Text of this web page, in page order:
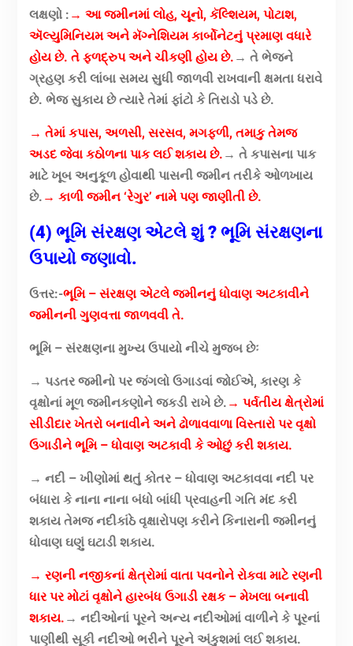
લક્ષણો : → આ જમીનમાં લોહ, ચૂનો, કૅલ્શિયમ, પોટાશ,
ઍલ્યુમિનિયમ અને મૅગ્નેશિયમ કાર્બોનેટનું પ્રમાણ વધારે
હોય છે. તે ફળદ્રુપ અને ચીકણી હોય છે. → તે ભેજને
ગ્રહણ કરી લાંબા સમય સુધી જાળવી રાખવાની ક્ષમતા ધરાવે
છે. ભેજ સુકાય છે ત્યારે તેમાં ફાંટો કે તિરાડો પડે છે.
→ તેમાં કપાસ, અળસી, સરસવ, મગફળી, તમાકુ તેમજ
અડદ જેવા કઠોળના પાક લઈ શકાય છે. → તે કપાસના પાક
માટે ખૂબ અનુકૂળ હોવાથી પાસની જમીન તરીકે ઓળખાય
છે. → કાળી જમીન ‘રેગુર’ નામે પણ જાણીતી છે.
(4) ભૂમિ સંરક્ષણ એટલે શું ? ભૂમિ સંરક્ષણના
ઉપાયો જણાવો.
ઉત્તર:-ભૂમિ – સંરક્ષણ એટલે જમીનનું ધોવાણ અટકાવીને
જમીનની ગુણવત્તા જાળવવી તે.
ભૂમિ – સંરક્ષણના મુખ્ય ઉપાયો નીચે મુજબ છેઃ
→ પડતર જમીનો પર જંગલો ઉગાડવાં જોઈએ, કારણ કે
વૃક્ષોનાં મૂળ જમીનકણોને જકડી રાખે છે. → પર્વતીય ક્ષેત્રોમાં
સીડીદાર ખેતરો બનાવીને અને ઢોળાવવાળા વિસ્તારો પર વૃક્ષો
ઉગાડીને ભૂમિ – ધોવાણ અટકાવી કે ઓછું કરી શકાય.
→ નદી – ખીણોમાં થતું કોતર – ધોવાણ અટકાવવા નદી પર
બંધારા કે નાના નાના બંધો બાંધી પ્રવાહની ગતિ મંદ કરી
શકાય તેમજ નદીકાંઠે વૃક્ષારોપણ કરીને કિનારાની જમીનનું
ધોવાણ ઘણું ઘટાડી શકાય.
→ રણની નજીકનાં ક્ષેત્રોમાં વાતા પવનોને રોકવા માટે રણની
ધાર પર મોટાં વૃક્ષોને હારબંધ ઉગાડી રક્ષક – મેખલા બનાવી
શકાય. → નદીઓનાં પૂરને અન્ય નદીઓમાં વાળીને કે પૂરનાં
પાણીથી સૂકી નદીઓ ભરીને પૂરને અંકુશમાં લઈ શકાય.